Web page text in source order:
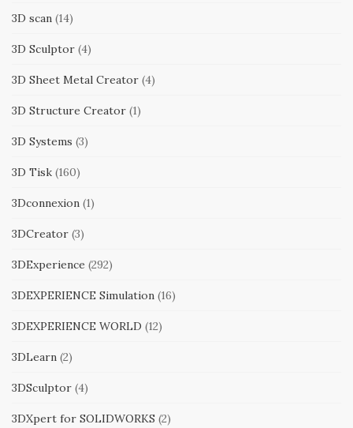
3D scan (14)
3D Sculptor (4)
3D Sheet Metal Creator (4)
3D Structure Creator (1)
3D Systems (3)
3D Tisk (160)
3Dconnexion (1)
3DCreator (3)
3DExperience (292)
3DEXPERIENCE Simulation (16)
3DEXPERIENCE WORLD (12)
3DLearn (2)
3DSculptor (4)
3DXpert for SOLIDWORKS (2)